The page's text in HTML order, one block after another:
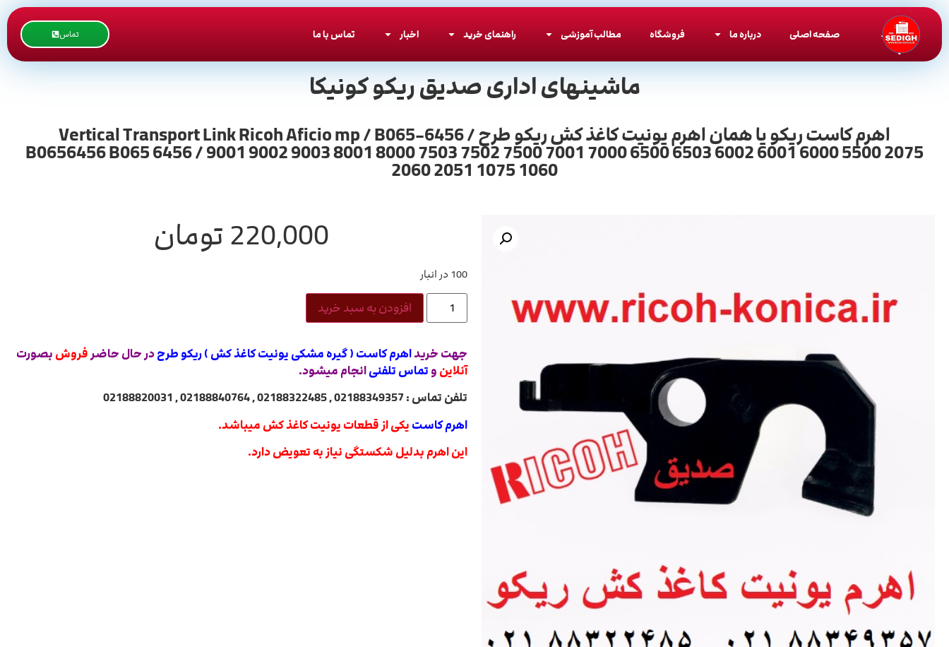
صفحه اصلی درباره ما فروشگاه مطالب آموزشی راهنمای خرید اخبار تماس با ما تماس
ماشینهای اداری صدیق ریکو کونیکا
اهرم کاست ریکو یا همان اهرم یونیت کاغذ کش ریکو طرح / Vertical Transport Link Ricoh Aficio mp / B065-6456
B0656456 B065 6456 / 9001 9002 9003 8001 8000 7503 7502 7500 7001 7000 6500 6503 6002 6001 6000 5500 2075
2060 2051 1075 1060
220,000 تومان
100 در انبار
افزودن به سبد خرید
جهت خریداهرم کاست ( گیره مشکی یونیت کاغذ کش ) ریکو طرحدر حال حاضر فروش بصورت
آنلاین و تماس تلفنیانجام میشود.
تلفن تماس : 02188349357 , 02188322485 , 02188840764 , 02188820031
اهرم کاست یکی از قطعات یونیت کاغذ کش میباشد.
این اهرم بدلیل شکستگی نیاز به تعویض دارد.